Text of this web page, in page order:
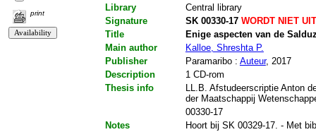
print
Library
Central library
Signature
SK 00330-17WORDT NIET
Title
Enige aspecten van de
Main author
Kalloe, Shreshta P.
Publisher
Paramaribo : Auteur, 2017
Description
1 CD-rom
Thesis info
LL.B. Afstudeerscriptie Anton
der Maatschappij
00330-17
Notes
Hoort bij SK 00329-17. - Met